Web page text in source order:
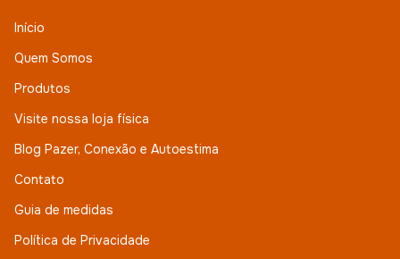
Início
Quem Somos
Produtos
Visite nossa loja física
Blog Pazer, Conexão e Autoestima
Contato
Guia de medidas
Política de Privacidade